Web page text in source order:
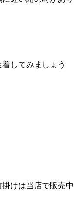
してみましょう
けは当店で販売中